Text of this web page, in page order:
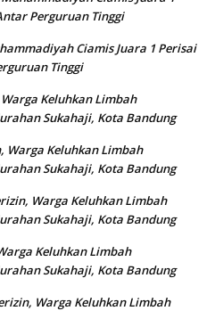
Perguruan Tinggi
Ciamis Juara 1 Perisai
Tinggi
Keluhkan Limbah
Sukahaji, Kota Bandung
Warga Keluhkan Limbah
Sukahaji, Kota Bandung
Warga Keluhkan Limbah
Sukahaji, Kota Bandung
Keluhkan Limbah
Sukahaji, Kota Bandung
Warga Keluhkan Limbah